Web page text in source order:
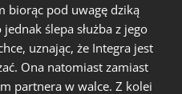
biorąc pod uwagę dziką
ślepa służba z jego
uznając, że Integra jest
Ona natomiast zamiast
partnera w walce. Z kolei